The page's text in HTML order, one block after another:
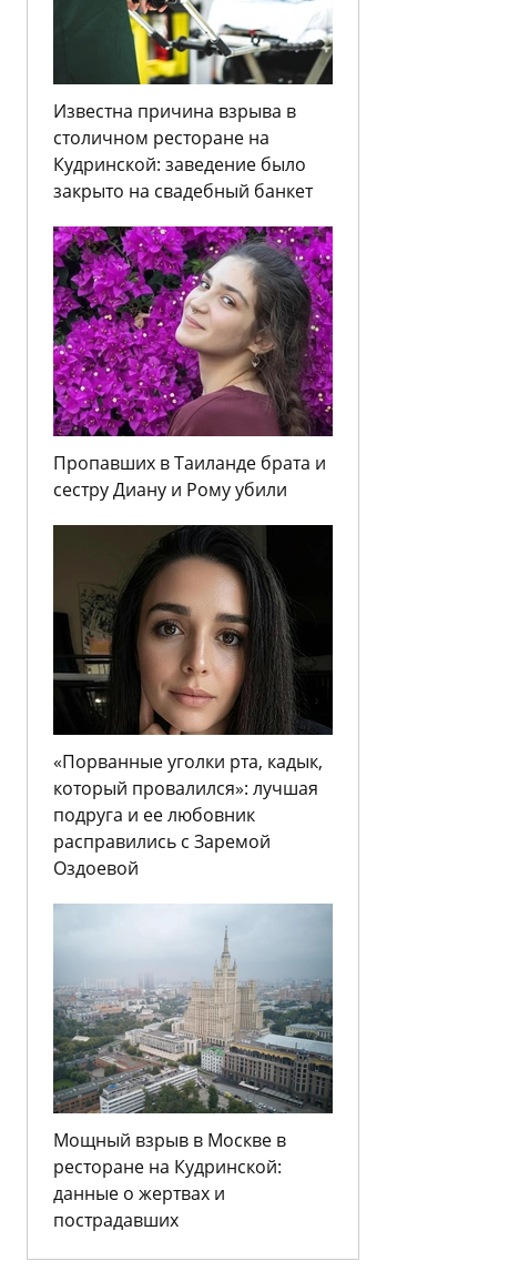
Известна причина взрыва в
столичном ресторане на
Кудринской: заведение было
закрыто на свадебный банкет
Пропавших в Таиланде брата и
сестру Диану и Рому убили
«Порванные уголки рта, кадык,
который провалился»: лучшая
подруга и ее любовник
расправились с Заремой
Оздоевой
Мощный взрыв в Москве в
ресторане на Кудринской:
данные о жертвах и
пострадавших